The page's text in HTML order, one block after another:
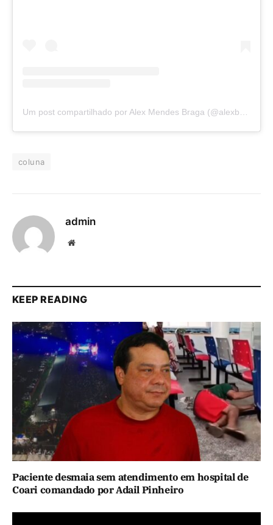
coluna
admin
Website
KEEP READING
Paciente desmaia sem atendimento em hospital de
Coari comandado por Adail Pinheiro